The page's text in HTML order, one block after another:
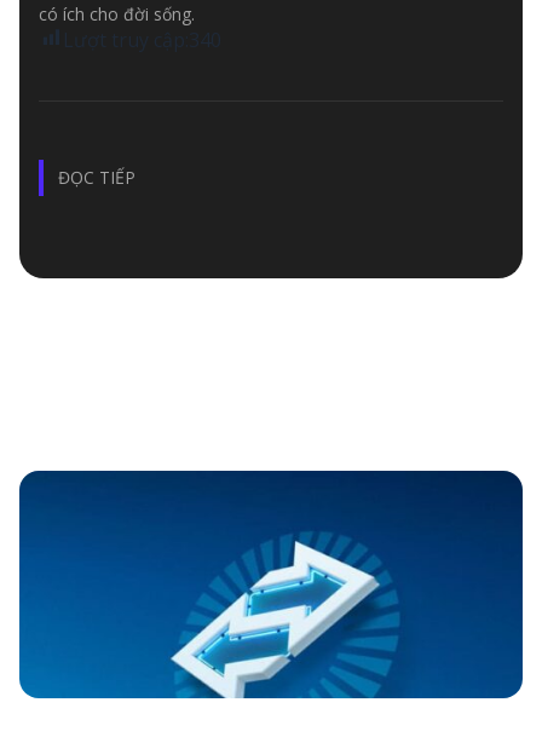
có ích cho đời sống.
Lượt truy cập: 340
ĐỌC TIẾP